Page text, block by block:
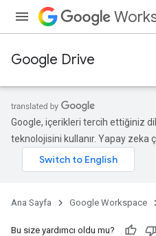
Google Drive
Google, içerikleri tercih ettiğiniz
teknolojisini kullanır. Yapay zeka
Ana Sayfa Google Workspace
Bu size yardımcı oldu mu?